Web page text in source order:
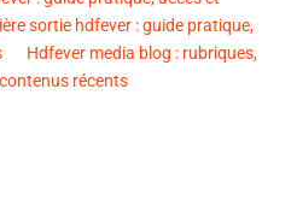
sortie hdfever : guide pratique,
Hdfever media blog : rubriques,
récents